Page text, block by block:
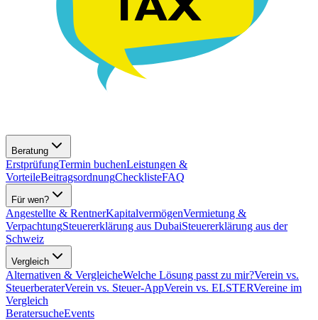
Beratung
ErstprüfungTermin buchenLeistungen &
VorteileBeitragsordnungChecklisteFAQ
Für wen?
Angestellte & RentnerKapitalvermögenVermietung &
VerpachtungSteuererklärung aus DubaiSteuererklärung aus der
Schweiz
Vergleich
Alternativen & VergleicheWelche Lösung passt zu mir?Verein vs.
SteuerberaterVerein vs. Steuer-AppVerein vs. ELSTERVereine im
Vergleich
BeratersucheEvents